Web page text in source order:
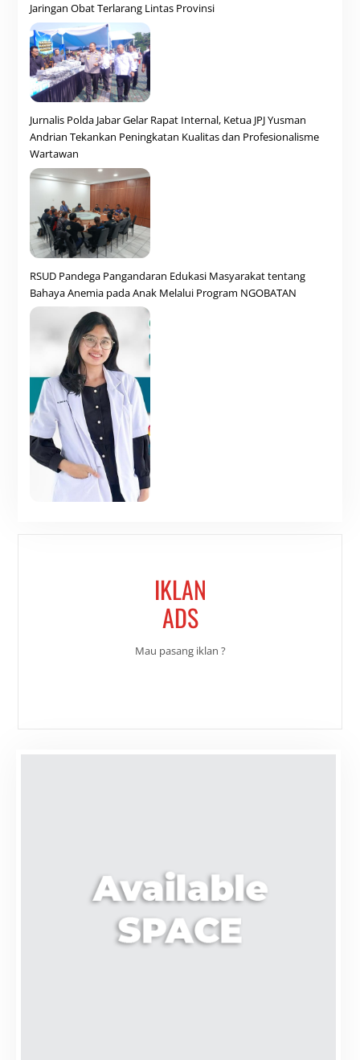
Jaringan Obat Terlarang Lintas Provinsi
Jurnalis Polda Jabar Gelar Rapat Internal, Ketua JPJ Yusman
Andrian Tekankan Peningkatan Kualitas dan Profesionalisme
Wartawan
RSUD Pandega Pangandaran Edukasi Masyarakat tentang
Bahaya Anemia pada Anak Melalui Program NGOBATAN
IKLAN
ADS
Mau pasang iklan ?